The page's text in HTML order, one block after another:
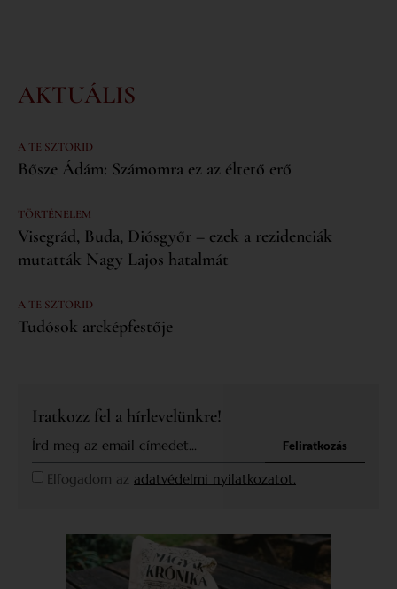
AKTUÁLIS
A TE SZTORID
Bősze Ádám: Számomra ez az éltető erő
TÖRTÉNELEM
Visegrád, Buda, Diósgyőr – ezek a rezidenciák
mutatták Nagy Lajos hatalmát
A TE SZTORID
Tudósok arcképfestője
Iratkozz fel a hírlevelünkre!
Elfogadom az adatvédelmi nyilatkozatot.
Feliratkozás